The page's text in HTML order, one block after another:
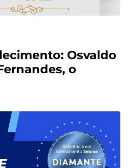
Osvaldo
o